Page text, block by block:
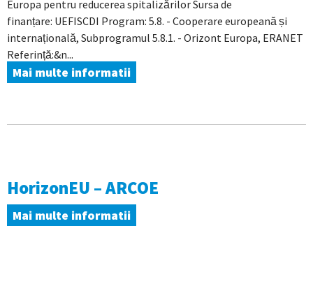
Europa pentru reducerea spitalizărilor Sursa de
finanțare: UEFISCDI Program: 5.8. - Cooperare europeană și
internațională, Subprogramul 5.8.1. - Orizont Europa, ERANET
Referință:&n...
Mai multe informatii
HorizonEU – ARCOE
Mai multe informatii